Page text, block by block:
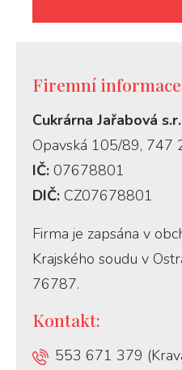
Firemní
Cukrárna Jařabová
Opavská 105/89, 747
IČ: 07678801
DIČ: CZ07678801
Firma je zapsána v
Krajského soudu v
76787.
Kontakt:
553 671 379